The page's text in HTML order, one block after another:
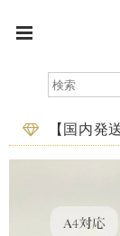
【国内発